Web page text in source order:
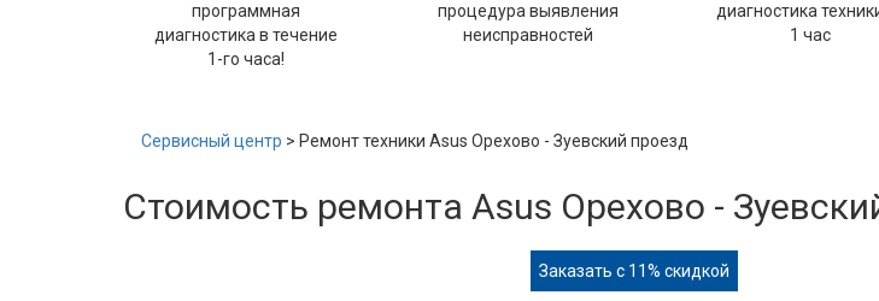
программная
диагностика в течение
1-го часа!
процедура выявления
неисправностей
диагностика
1 час
Сервисный центр > Ремонт техники Asus Орехово - Зуевский проезд
Стоимость ремонта Asus Орехово -
Заказать с 11% скидкой